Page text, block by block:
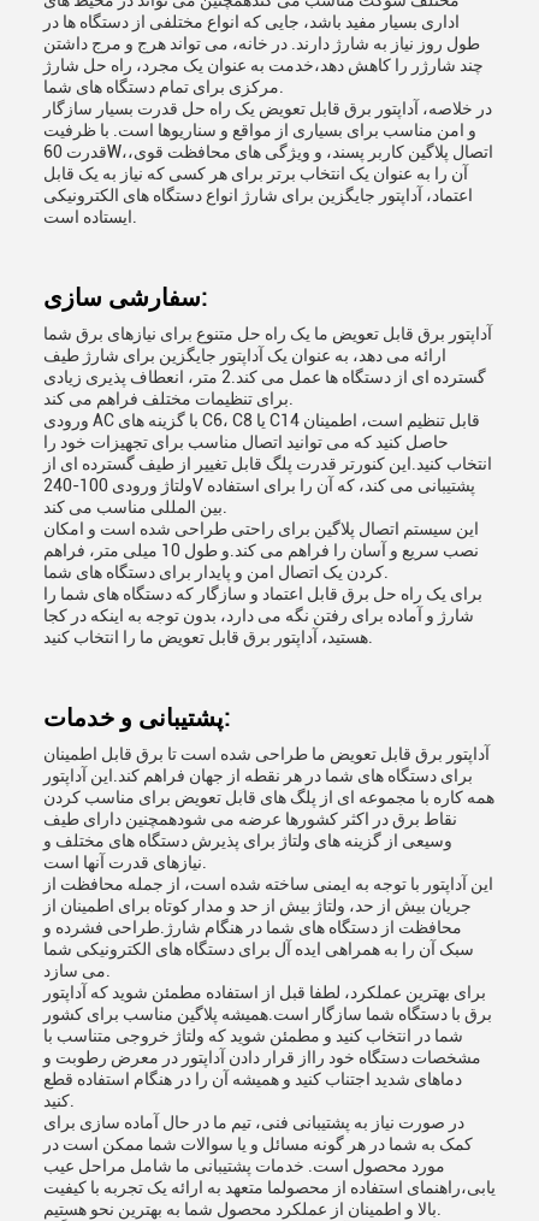
اداری بسیار مفید باشد، جایی که انواع مختلفی از دستگاه ها در
طول روز نیاز به شارژ دارند. در خانه، می تواند هرج و مرج داشتن
چند شارژر را کاهش دهد،خدمت به عنوان یک مجرد، راه حل شارژ
در خلاصه، آداپتور برق قابل تعویض یک راه حل قدرت بسیار سازگار
و امن مناسب برای بسیاری از مواقع و سناریوها است. با ظرفیت
قدرت 60W،اتصال پلاگین کاربر پسند، و ویژگی های محافظت قوی،
آن را به عنوان یک انتخاب برتر برای هر کسی که نیاز به یک قابل
اعتماد، آداپتور جایگزین برای شارژ انواع دستگاه های الکترونیکی
سفارشی سازی:
آداپتور برق قابل تعویض ما یک راه حل متنوع برای نیازهای برق شما
ارائه می دهد، به عنوان یک آداپتور جایگزین برای شارژ طیف
گسترده ای از دستگاه ها عمل می کند.2 متر، انعطاف پذیری زیادی
ورودی AC با گزینه های C6، C8 یا C14 قابل تنظیم است، اطمینان
حاصل کنید که می توانید اتصال مناسب برای تجهیزات خود را
انتخاب کنید.این کنورتر قدرت پلگ قابل تغییر از طیف گسترده ای از
ولتاژ ورودی 100-240V پشتیبانی می کند، که آن را برای استفاده
این سیستم اتصال پلاگین برای راحتی طراحی شده است و امکان
نصب سریع و آسان را فراهم می کند.و طول 10 میلی متر، فراهم
برای یک راه حل برق قابل اعتماد و سازگار که دستگاه های شما را
شارژ و آماده برای رفتن نگه می دارد، بدون توجه به اینکه در کجا
پشتیبانی و خدمات:
آداپتور برق قابل تعویض ما طراحی شده است تا برق قابل اطمینان
برای دستگاه های شما در هر نقطه از جهان فراهم کند.این آداپتور
همه کاره با مجموعه ای از پلگ های قابل تعویض برای مناسب کردن
نقاط برق در اکثر کشورها عرضه می شودهمچنین دارای طیف
وسیعی از گزینه های ولتاژ برای پذیرش دستگاه های مختلف و
این آداپتور با توجه به ایمنی ساخته شده است، از جمله محافظت از
جریان بیش از حد، ولتاژ بیش از حد و مدار کوتاه برای اطمینان از
محافظت از دستگاه های شما در هنگام شارژ.طراحی فشرده و
سبک آن را به همراهی ایده آل برای دستگاه های الکترونیکی شما
برای بهترین عملکرد، لطفا قبل از استفاده مطمئن شوید که آداپتور
برق با دستگاه شما سازگار است.همیشه پلاگین مناسب برای کشور
شما در انتخاب کنید و مطمئن شوید که ولتاژ خروجی متناسب با
مشخصات دستگاه خود رااز قرار دادن آداپتور در معرض رطوبت و
دماهای شدید اجتناب کنید و همیشه آن را در هنگام استفاده قطع
در صورت نیاز به پشتیبانی فنی، تیم ما در حال آماده سازی برای
کمک به شما در هر گونه مسائل و یا سوالات شما ممکن است در
مورد محصول است. خدمات پشتیبانی ما شامل مراحل عیب
یابی،راهنمای استفاده از محصولما متعهد به ارائه یک تجربه با کیفیت